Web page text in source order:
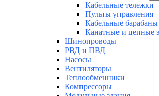
Кабельные тележки
Пульты управления
Кабельные барабаны
Канатные и цепные
Шинопроводы
РВД и ПВД
Насосы
Вентиляторы
Теплообменники
Компрессоры